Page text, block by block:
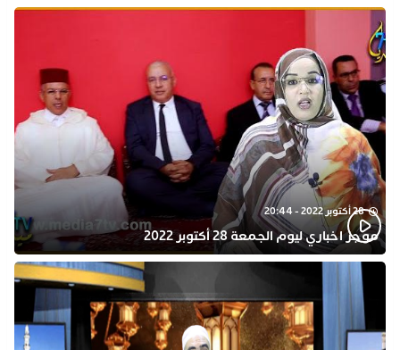
28 أكتوبر 2022 - 20:44
موجز اخباري ليوم الجمعة 28 أكتوبر 2022